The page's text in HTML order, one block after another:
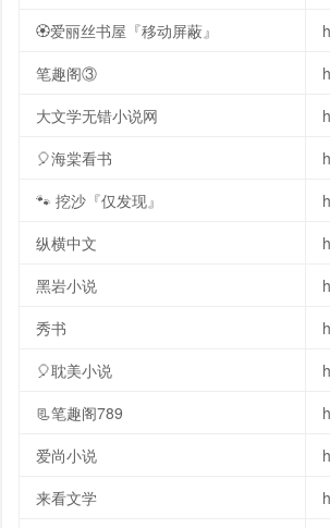
🏵️爱丽丝书屋『移动屏蔽』
笔趣阁③
大文学无错小说网
🎈海棠看书
🐾 挖沙『仅发现』
纵横中文
黑岩小说
秀书
🎈耽美小说
📃笔趣阁789
爱尚小说
来看文学